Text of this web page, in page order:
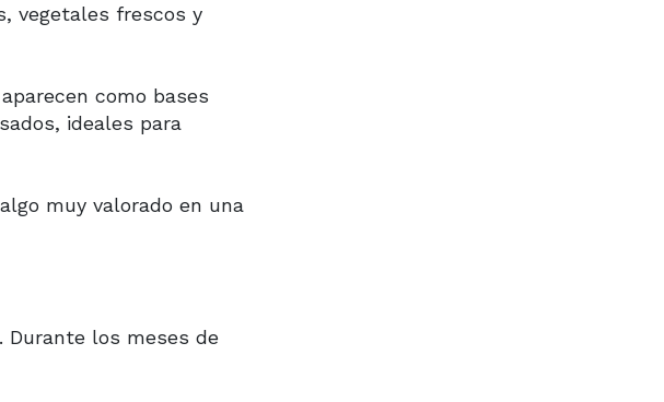
vegetales frescos y
como bases
ideales para
muy valorado en una
Durante los meses de